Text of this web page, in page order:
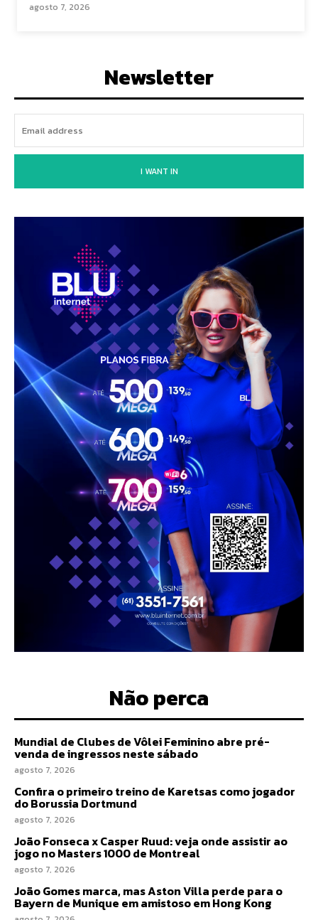
agosto 7, 2026
Newsletter
I WANT IN
Não perca
Mundial de Clubes de Vôlei Feminino abre pré-
venda de ingressos neste sábado
agosto 7, 2026
Confira o primeiro treino de Karetsas como jogador
do Borussia Dortmund
agosto 7, 2026
João Fonseca x Casper Ruud: veja onde assistir ao
jogo no Masters 1000 de Montreal
agosto 7, 2026
João Gomes marca, mas Aston Villa perde para o
Bayern de Munique em amistoso em Hong Kong